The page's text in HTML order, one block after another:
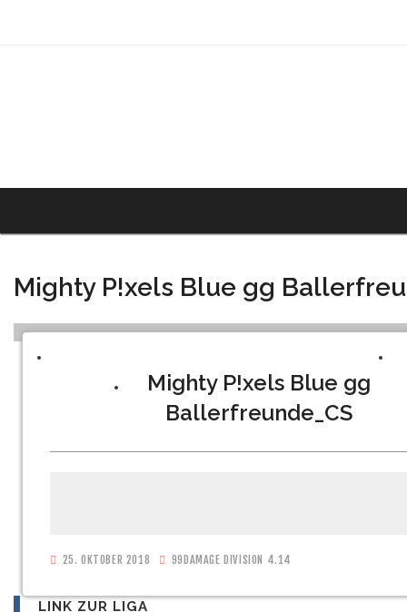
Mighty P!xels Blue gg
Mighty P!xels Blue gg
Ballerfreunde_CS
25. OKTOBER 2018 99DAMAGE DIVISION 4.14
LINK ZUR LIGA